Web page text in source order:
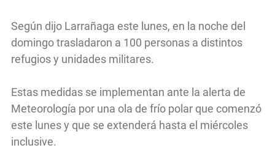
Según dijo Larrañaga este lunes, en la noche del
domingo trasladaron a 100 personas a distintos
refugios y unidades militares.
Estas medidas se implementan ante la alerta de
Meteorología por una ola de frío polar que comenzó
este lunes y que se extenderá hasta el miércoles
inclusive.